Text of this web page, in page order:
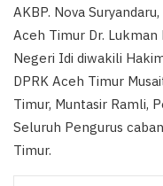
AKBP. Nova
Aceh Timur Dr. Lukman
Negeri Idi diwakili
DPRK Aceh Timur
Timur, Muntasir Ramli,
Seluruh Pengurus
Timur.